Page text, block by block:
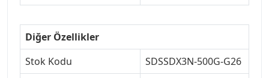
Diğer Özellikler
Stok Kodu
SDSSDX3N-500G-G26